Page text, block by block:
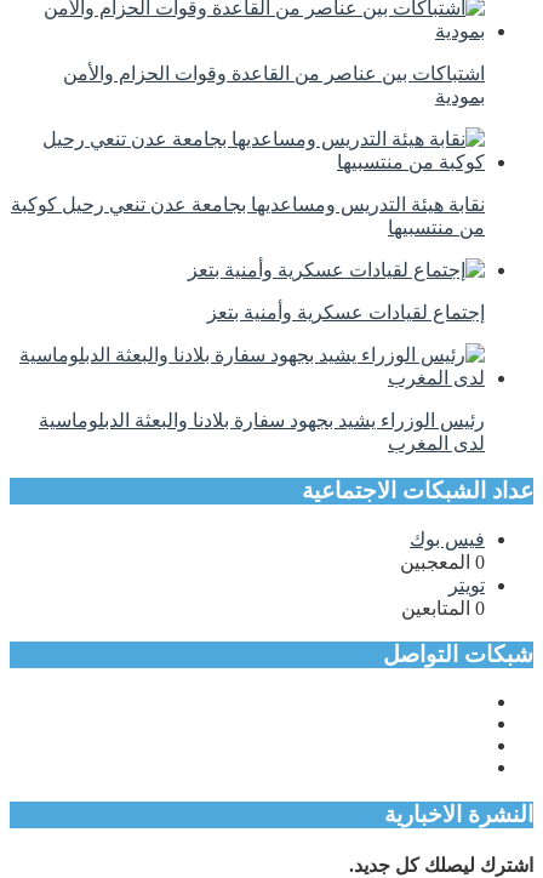
اشتباكات بين عناصر من القاعدة وقوات الحزام والأمن
بمودية
نقابة هيئة التدريس ومساعديها بجامعة عدن تنعي رحيل كوكبة
من منتسبيها
إجتماع لقيادات عسكرية وأمنية بتعز
رئيس الوزراء يشيد بجهود سفارة بلادنا والبعثة الدبلوماسية
لدى المغرب
عداد الشبكات الاجتماعية
فيس بوك
0 المعجبين
تويتر
0 المتابعين
شبكات التواصل
النشرة الاخبارية
اشترك ليصلك كل جديد.